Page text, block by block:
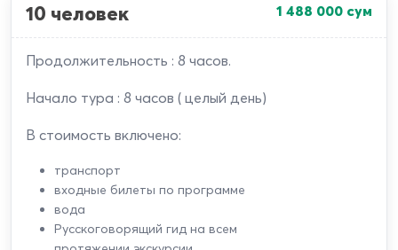
10 человек 1 488 000 сум
Продолжительность : 8 часов.
Начало тура : 8 часов ( целый день)
В стоимость включено:
транспорт
входные билеты по программе
вода
Русскоговорящий гид на всем